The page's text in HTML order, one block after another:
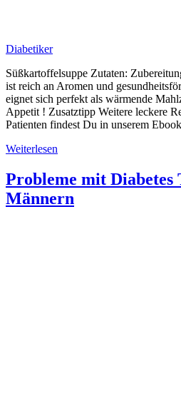
Diabetiker
Süßkartoffelsuppe Zutaten:
ist reich an Aromen und
eignet sich perfekt als wärmende
Appetit ! Zusatztipp Weitere leckere
Patienten findest Du in unserem
Weiterlesen
Probleme mit Diabetes
Männern